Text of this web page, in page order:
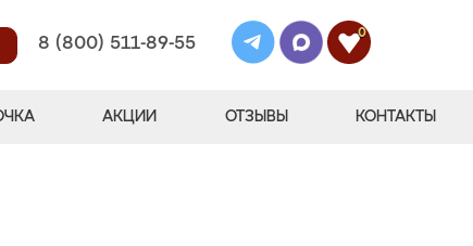
8 (800) 511-89-55
0
АКЦИИ ОТЗЫВЫ КОНТАКТЫ